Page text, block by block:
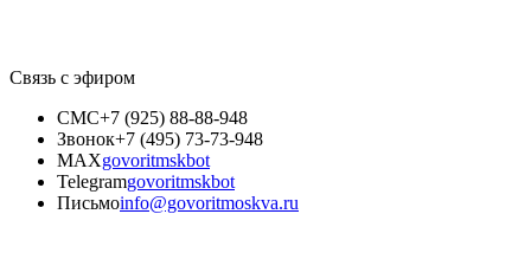
Связь с эфиром
СМС+7 (925) 88-88-948
Звонок+7 (495) 73-73-948
MAXgovoritmskbot
Telegramgovoritmskbot
Письмоinfo@govoritmoskva.ru